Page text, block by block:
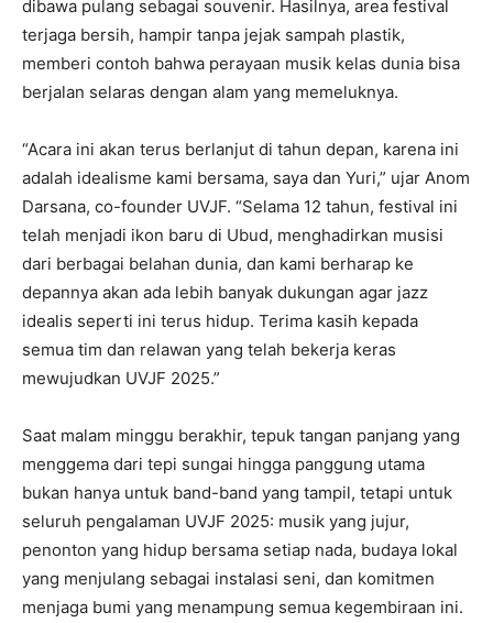
dibawa pulang sebagai souvenir. Hasilnya, area festival
terjaga bersih, hampir tanpa jejak sampah plastik,
memberi contoh bahwa perayaan musik kelas dunia bisa
berjalan selaras dengan alam yang memeluknya.
“Acara ini akan terus berlanjut di tahun depan, karena ini
adalah idealisme kami bersama, saya dan Yuri,” ujar Anom
Darsana, co-founder UVJF. “Selama 12 tahun, festival ini
telah menjadi ikon baru di Ubud, menghadirkan musisi
dari berbagai belahan dunia, dan kami berharap ke
depannya akan ada lebih banyak dukungan agar jazz
idealis seperti ini terus hidup. Terima kasih kepada
semua tim dan relawan yang telah bekerja keras
mewujudkan UVJF 2025.”
Saat malam minggu berakhir, tepuk tangan panjang yang
menggema dari tepi sungai hingga panggung utama
bukan hanya untuk band-band yang tampil, tetapi untuk
seluruh pengalaman UVJF 2025: musik yang jujur,
penonton yang hidup bersama setiap nada, budaya lokal
yang menjulang sebagai instalasi seni, dan komitmen
menjaga bumi yang menampung semua kegembiraan ini.